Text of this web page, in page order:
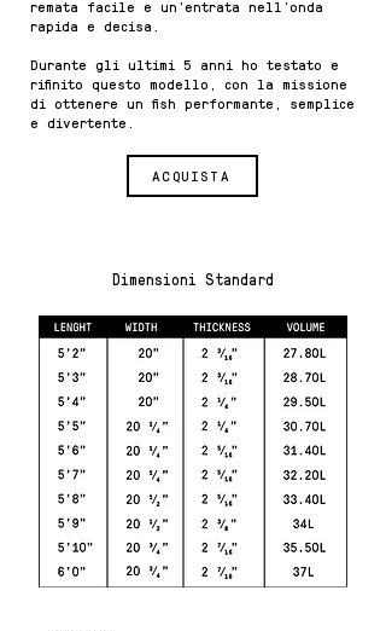
remata facile e un'entrata nell'onda
rapida e decisa.
Durante gli ultimi 5 anni ho testato e
rifinito questo modello, con la missione
di ottenere un fish performante, semplice
e divertente.
ACQUISTA
Dimensioni Standard